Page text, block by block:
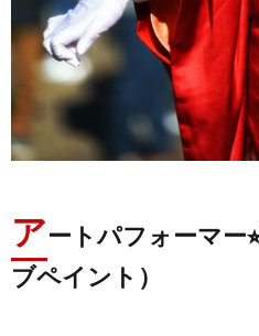
アートパフォーマー
ブペイント）